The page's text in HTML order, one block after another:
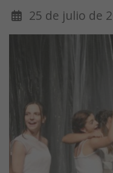
25 de julio de